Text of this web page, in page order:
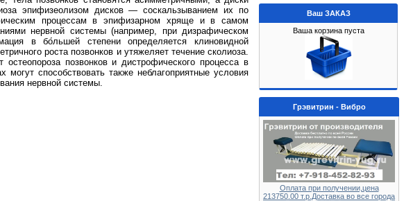
эпифизеолизом дисков — соскальзыванием их по
процессам в эпифизарном хряще и в самом
нервной системы (например, при дизрафическом
в бо́льшей степени определяется клиновидной
роста позвонков и утяжеляет течение сколиоза.
позвонков и дистрофического процесса в
способствовать также неблагоприятные условия
нервной системы.
Ваш ЗАКАЗ
Ваша корзина пуста
Грэвитрин - Вибро
Оплата при получении,цена
213750.00 т.р.Доставка во все города